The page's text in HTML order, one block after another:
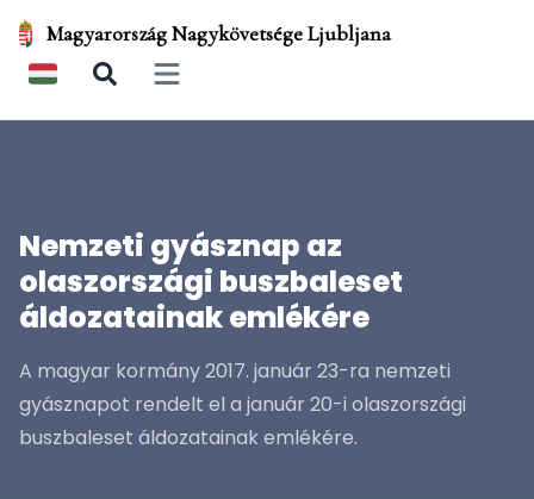
Magyarország Nagykövetsége Ljubljana
Open main menu
Nemzeti gyásznap az
olaszországi buszbaleset
áldozatainak emlékére
A magyar kormány 2017. január 23-ra nemzeti
gyásznapot rendelt el a január 20-i olaszországi
buszbaleset áldozatainak emlékére.